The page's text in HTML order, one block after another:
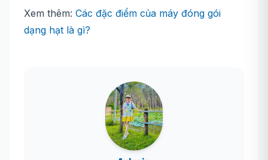
Xem thêm: Các đặc điểm của máy đóng gói
dạng hạt là gì?